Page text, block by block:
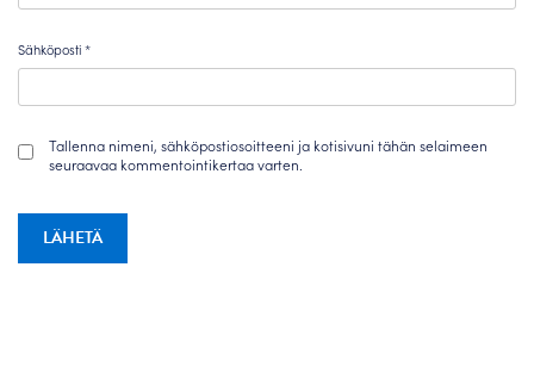
Sähköposti*
Tallenna nimeni, sähköpostiosoitteeni ja kotisivuni tähän selaimeen
seuraavaa kommentointikertaa varten.